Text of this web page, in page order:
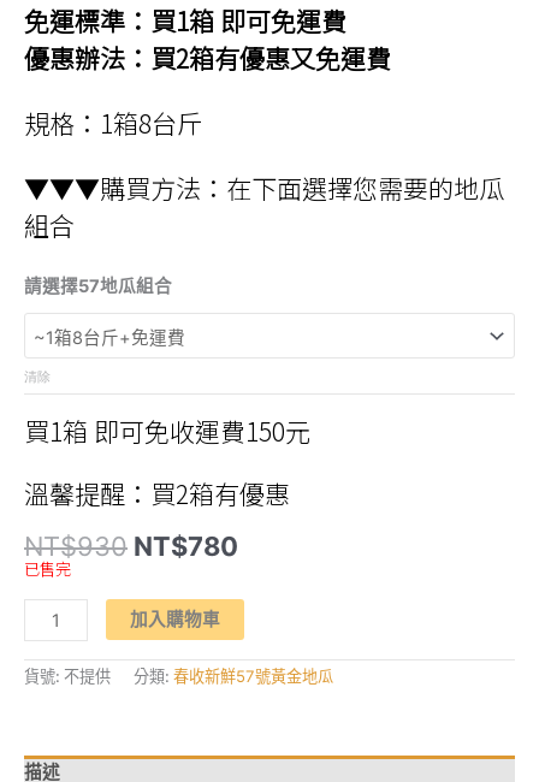
免運標準：買1箱 即可免運費
優惠辦法：買2箱有優惠又免運費
規格：1箱8台斤
▼▼▼購買方法：在下面選擇您需要的地瓜
組合
請選擇57地瓜組合
清除
買1箱 即可免收運費150元
溫馨提醒：買2箱有優惠
NT$930 原
始
格：
NT$930。
NT$780
格：
NT$780。
已售完
【春
好
憨
吉】
台
地
瓜
加入購物車
貨號: 不提供 分類: 春收新鮮57號黃金地瓜
描述